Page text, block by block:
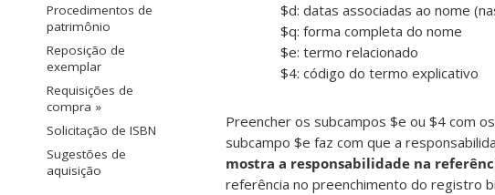
Procedimentos de
patrimônio
Reposição de
exemplar
Requisições de
compra »
Solicitação de ISBN
Sugestões de
aquisição
$d: datas associadas ao nome
$q: forma completa do nome
$e: termo relacionado
$4: código do termo explicativo
Preencher os subcampos $e ou $4 com
subcampo $e faz com que a
mostra a responsabilidade na
referência no preenchimento do registro